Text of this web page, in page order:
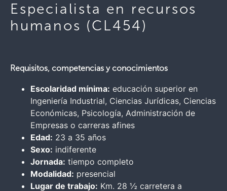
Especialista en recursos
humanos (CL454)
Requisitos, competencias y conocimientos
Escolaridad mínima: educación superior en
Ingeniería Industrial, Ciencias Jurídicas, Ciencias
Económicas, Psicología, Administración de
Empresas o carreras afines
Edad: 23 a 35 años
Sexo: indiferente
Jornada: tiempo completo
Modalidad: presencial
Lugar de trabajo: Km. 28 ½ carretera a